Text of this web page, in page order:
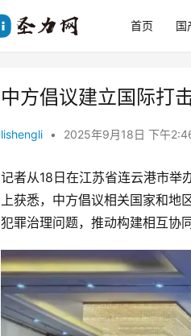
首页 国
中方倡议建立国际打
lishengli • 2025年9月18日 下午
记者从18日在江苏省连云港市举
上获悉，中方倡议相关国家和地
犯罪治理问题，推动构建相互协